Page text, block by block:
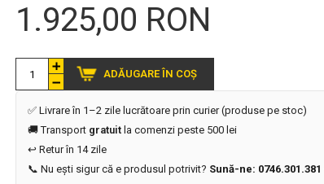
1.925,00 RON
ADĂUGARE ÎN COȘ
✅ Livrare în 1–2 zile lucrătoare prin curier (produse pe stoc)
🚚 Transport gratuit la comenzi peste 500 lei
↩️ Retur în 14 zile
📞 Nu ești sigur că e produsul potrivit? Sună-ne: 0746.301.381